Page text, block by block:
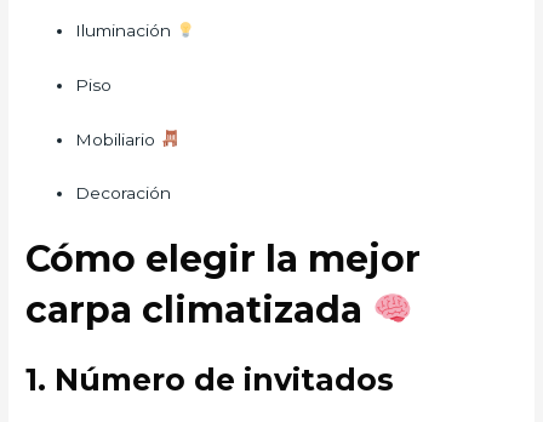
Iluminación
Piso
Mobiliario
Decoración
Cómo elegir la mejor
carpa climatizada
1. Número de invitados